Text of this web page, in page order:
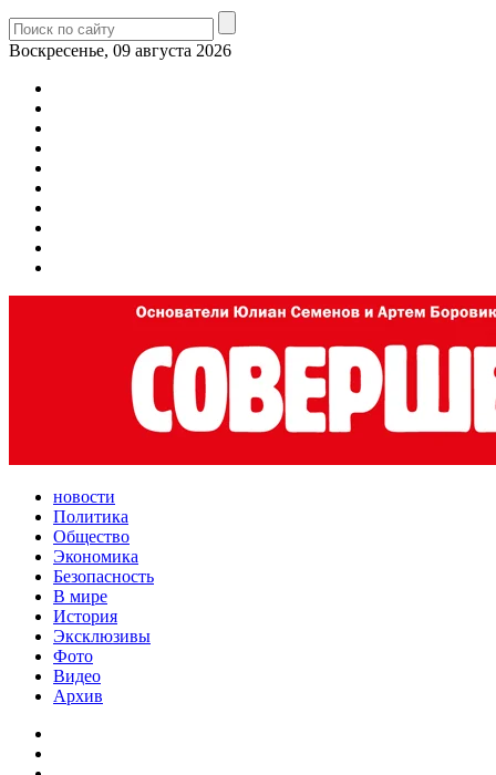
Воскресенье, 09 августа 2026
новости
Политика
Общество
Экономика
Безопасность
В мире
История
Эксклюзивы
Фото
Видео
Архив